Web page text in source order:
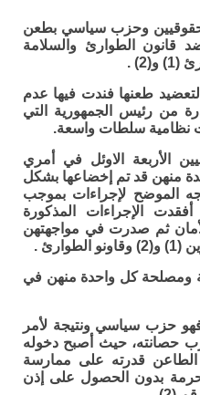
وحزب سياسي بطعن
قانون الطوارئ والسلامة
الطعن 9 وقائع لتعضيد طعنها فندت فيها عدم
(1) و(2) الصادرة من رئيس الجمهورية التي
نظامية سلطات واسعة.
الأربعة الاوئل في أمري
كل واحدة منهن قد تم إخضاعها بشكل
الموضح لإجراءات بموجب
الإجراءات المذكورة
ثم صدرت في مواجهتهن
.
ومصلحة كل واحدة منهن في
حزب سياسي ونتيجة لأمر
مقر الحزب حصانته، حيث أصبح دخوله
الطاعن قدرته على ممارسة
بدون الحصول على إذن